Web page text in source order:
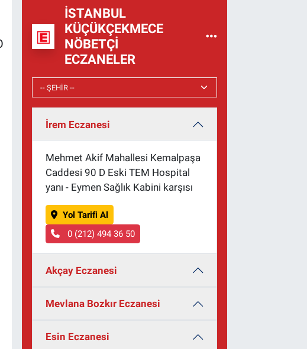
İSTANBUL
KÜÇÜKÇEKMECE
NÖBETÇI
ECZANELER
İrem Eczanesi
Mehmet Akif Mahallesi Kemalpaşa
Caddesi 90 D Eski TEM Hospital
yanı - Eymen Sağlık Kabini karşısı
Yol Tarifi Al
0 (212) 494 36 50
Akçay Eczanesi
Mevlana Bozkır Eczanesi
Esin Eczanesi